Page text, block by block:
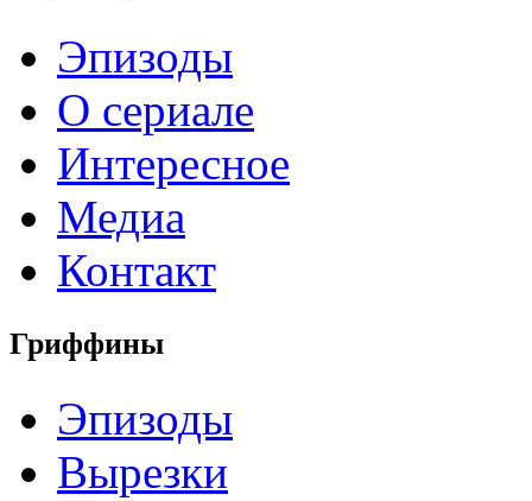
Эпизоды
О сериале
Интересное
Медиа
Контакт
Гриффины
Эпизоды
Вырезки